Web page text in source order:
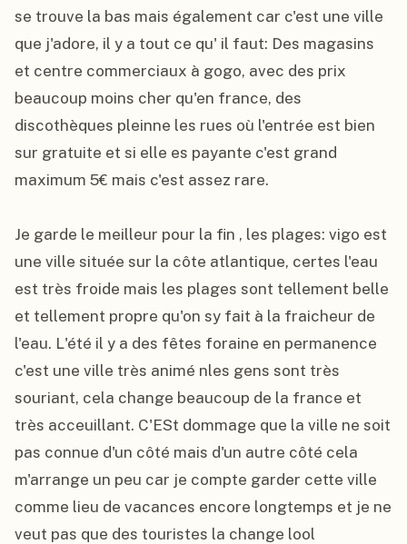
se trouve la bas mais également car c'est une ville
que j'adore, il y a tout ce qu' il faut: Des magasins
et centre commerciaux à gogo, avec des prix
beaucoup moins cher qu'en france, des
discothèques pleinne les rues où l'entrée est bien
sur gratuite et si elle es payante c'est grand
maximum 5€ mais c'est assez rare.
Je garde le meilleur pour la fin , les plages: vigo est
une ville située sur la côte atlantique, certes l'eau
est très froide mais les plages sont tellement belle
et tellement propre qu'on sy fait à la fraicheur de
l'eau. L'été il y a des fêtes foraine en permanence
c'est une ville très animé nles gens sont très
souriant, cela change beaucoup de la france et
très acceuillant. C'ESt dommage que la ville ne soit
pas connue d'un côté mais d'un autre côté cela
m'arrange un peu car je compte garder cette ville
comme lieu de vacances encore longtemps et je ne
veut pas que des touristes la change lool